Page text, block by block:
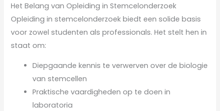
Het Belang van Opleiding in Stemcelonderzoek
Opleiding in stemcelonderzoek biedt een solide basis
voor zowel studenten als professionals. Het stelt hen in
staat om:
Diepgaande kennis te verwerven over de biologie
van stemcellen
Praktische vaardigheden op te doen in
laboratoria